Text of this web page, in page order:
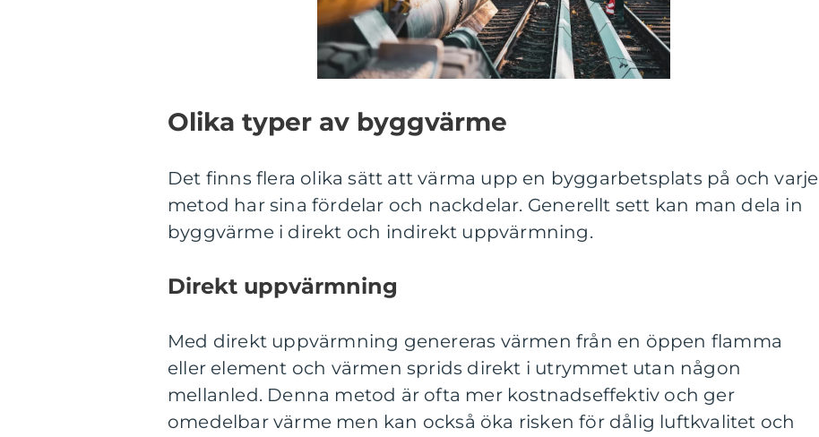
Olika typer av byggvärme
Det finns flera olika sätt att värma upp en byggarbetsplats på och varje
metod har sina fördelar och nackdelar. Generellt sett kan man dela in
byggvärme i direkt och indirekt uppvärmning.
Direkt uppvärmning
Med direkt uppvärmning genereras värmen från en öppen flamma
eller element och värmen sprids direkt i utrymmet utan någon
mellanled. Denna metod är ofta mer kostnadseffektiv och ger
omedelbar värme men kan också öka risken för dålig luftkvalitet och